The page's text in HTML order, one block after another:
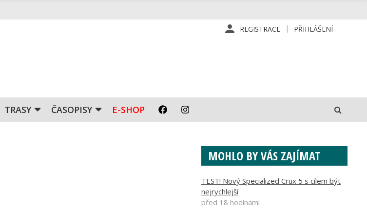
REGISTRACE PŘIHLÁŠENÍ
TRASY ČASOPISY E-SHOP
MOHLO BY VÁS ZAJÍMAT
TEST! Nový Specialized Crux 5 s cílem být
nejrychlejší
před 18 hodinami